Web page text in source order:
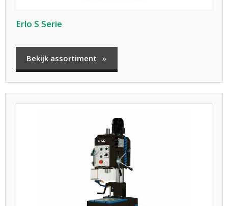
Erlo S Serie
Bekijk assortiment